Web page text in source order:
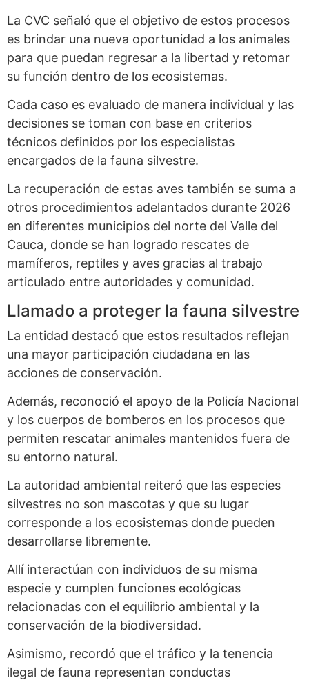
La CVC señaló que el objetivo de estos procesos
es brindar una nueva oportunidad a los animales
para que puedan regresar a la libertad y retomar
su función dentro de los ecosistemas.
Cada caso es evaluado de manera individual y las
decisiones se toman con base en criterios
técnicos definidos por los especialistas
encargados de la fauna silvestre.
La recuperación de estas aves también se suma a
otros procedimientos adelantados durante 2026
en diferentes municipios del norte del Valle del
Cauca, donde se han logrado rescates de
mamíferos, reptiles y aves gracias al trabajo
articulado entre autoridades y comunidad.
Llamado a proteger la fauna silvestre
La entidad destacó que estos resultados reflejan
una mayor participación ciudadana en las
acciones de conservación.
Además, reconoció el apoyo de la Policía Nacional
y los cuerpos de bomberos en los procesos que
permiten rescatar animales mantenidos fuera de
su entorno natural.
La autoridad ambiental reiteró que las especies
silvestres no son mascotas y que su lugar
corresponde a los ecosistemas donde pueden
desarrollarse libremente.
Allí interactúan con individuos de su misma
especie y cumplen funciones ecológicas
relacionadas con el equilibrio ambiental y la
conservación de la biodiversidad.
Asimismo, recordó que el tráfico y la tenencia
ilegal de fauna representan conductas